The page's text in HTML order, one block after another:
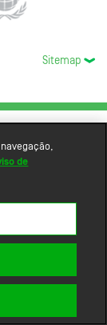
Sitemap
de